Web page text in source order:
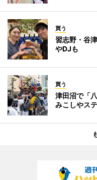
買う
習志野・谷
やDJも
買う
津田沼で「
みこしやス